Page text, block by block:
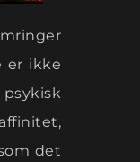
er ikke
det